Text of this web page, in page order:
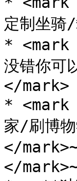
定制坐
* <mark
没错你
</mark>
* <mark
家/刷博
</
</